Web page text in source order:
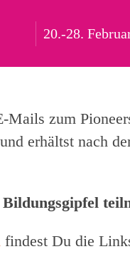
20.-28.
zum
erhältst nach
findest Du die